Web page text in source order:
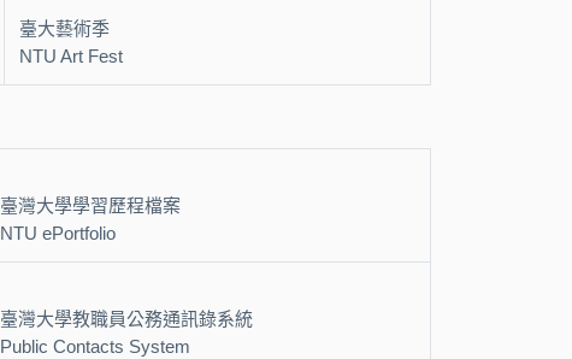
臺大藝術季
NTU Art Fest
臺灣大學學習歷程檔案
NTU ePortfolio
臺灣大學教職員公務通訊錄系統
Public Contacts System